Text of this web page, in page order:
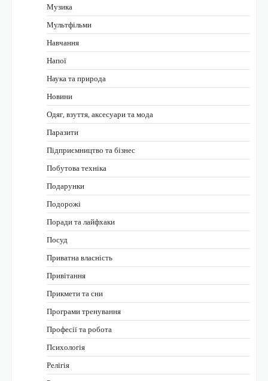
Музика
Мультфільми
Навчання
Напої
Наука та природа
Новини
Одяг, взуття, аксесуари та мода
Паразити
Підприємництво та бізнес
Побутова техніка
Подарунки
Подорожі
Поради та лайфхаки
Посуд
Приватна власність
Привітання
Прикмети та сни
Програми тренування
Професії та робота
Психологія
Релігія